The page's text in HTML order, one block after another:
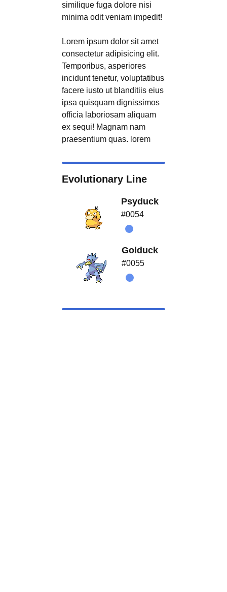
similique fuga dolore nisi
minima odit veniam impedit!
Lorem ipsum dolor sit amet
consectetur adipisicing elit.
Temporibus, asperiores
incidunt tenetur, voluptatibus
facere iusto ut blanditiis eius
ipsa quisquam dignissimos
officia laboriosam aliquam
ex sequi! Magnam nam
praesentium quas. lorem
Evolutionary Line
Psyduck
#0054
Golduck
#0055